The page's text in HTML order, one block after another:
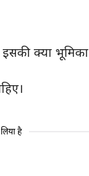
क्या
है